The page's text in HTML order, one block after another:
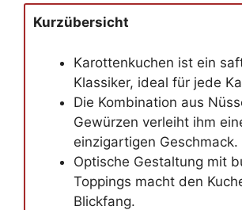
Kurzübersicht
Karottenkuchen ist ein
Klassiker, ideal für jede
Die Kombination aus
Gewürzen verleiht ihm
einzigartigen Geschmack.
Optische Gestaltung mit
Toppings macht den
Blickfang.